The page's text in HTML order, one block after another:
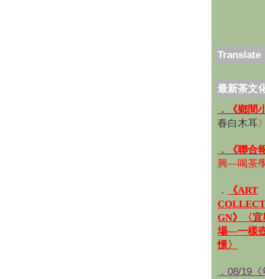
Translate
最新茶文
．《鄉間
春白木耳〉
．《聯合
興—喝茶
．
《ART
GN》〈
場—一樣
憬〉
．08/19